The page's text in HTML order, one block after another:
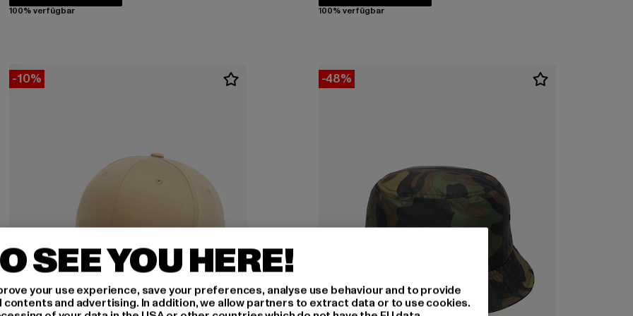
100% verfügbar 100% verfügbar
-10% -48%
SEE YOU HERE!
your use experience, save your preferences, analyse use behaviour and to provide
and advertising. In addition, we allow partners to extract data or to use cookies.